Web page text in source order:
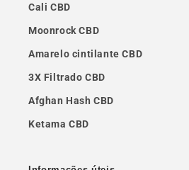
Cali CBD
Moonrock CBD
Amarelo cintilante CBD
3X Filtrado CBD
Afghan Hash CBD
Ketama CBD